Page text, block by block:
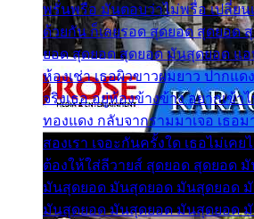
พรั่นพรือ มันตอบว่าไม่พรื่อ เปลี่ยน
ด้วยกัน ก็เลยรอด สุดยอด สุดยอด
ยอด สุดยอด สุดยอด มันสุดยอด แ
ห้องเช่า เธอผิวขาวผมยาว ปากแด
จริงเธอ อยู่ห้องข้างข้าง อยากเข้า
ทองแดง กลับจากรามมาเจอ เธอ
สองเรา เจอะกันครั้งใด เธอไม่เค
ต้องให้ใส่ลีวายส์ สุดยอด สุดยอด
มันสุดยอด มันสุดยอด มันสุดยอด
มันสุดยอด มันสุดยอด มันสุดยอด